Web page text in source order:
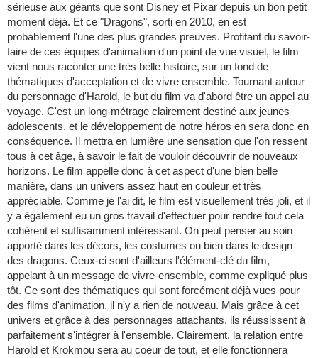
sérieuse aux géants que sont Disney et Pixar depuis un bon petit
moment déjà. Et ce "Dragons", sorti en 2010, en est
probablement l'une des plus grandes preuves. Profitant du savoir-
faire de ces équipes d'animation d'un point de vue visuel, le film
vient nous raconter une très belle histoire, sur un fond de
thématiques d'acceptation et de vivre ensemble. Tournant autour
du personnage d'Harold, le but du film va d'abord être un appel au
voyage. C'est un long-métrage clairement destiné aux jeunes
adolescents, et le développement de notre héros en sera donc en
conséquence. Il mettra en lumière une sensation que l'on ressent
tous à cet âge, à savoir le fait de vouloir découvrir de nouveaux
horizons. Le film appelle donc à cet aspect d'une bien belle
manière, dans un univers assez haut en couleur et très
appréciable. Comme je l'ai dit, le film est visuellement très joli, et il
y a également eu un gros travail d'effectuer pour rendre tout cela
cohérent et suffisamment intéressant. On peut penser au soin
apporté dans les décors, les costumes ou bien dans le design
des dragons. Ceux-ci sont d'ailleurs l'élément-clé du film,
appelant à un message de vivre-ensemble, comme expliqué plus
tôt. Ce sont des thématiques qui sont forcément déjà vues pour
des films d'animation, il n'y a rien de nouveau. Mais grâce à cet
univers et grâce à des personnages attachants, ils réussissent à
parfaitement s'intégrer à l'ensemble. Clairement, la relation entre
Harold et Krokmou sera au coeur de tout, et elle fonctionnera